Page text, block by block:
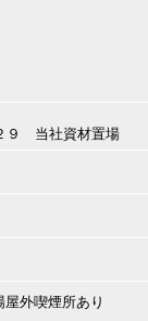
９ 当社資材置場
外喫煙所あり